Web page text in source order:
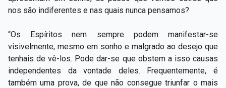
nos são indiferentes e nas quais nunca pensamos?
“Os Espíritos nem sempre podem manifestar-se
visivelmente, mesmo em sonho e malgrado ao desejo que
tenhais de vê-los. Pode dar-se que obstem a isso causas
independentes da vontade deles. Frequentemente, é
também uma prova, de que não consegue triunfar o mais